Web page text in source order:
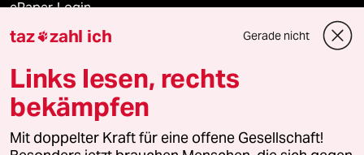
ePaper Login
Downloads für Abonnierende
© 2026 taz Verlags und Vertriebs GmbH
Alle Rechte vorbehalten. Bei rechtlichen Fragen oder für Genehmigungen
wenden Sie sich bitte an
lizenzen@taz.de
taz zahl ich Gerade nicht
Links lesen, rechts
bekämpfen
Mit doppelter Kraft für eine offene Gesellschaft!